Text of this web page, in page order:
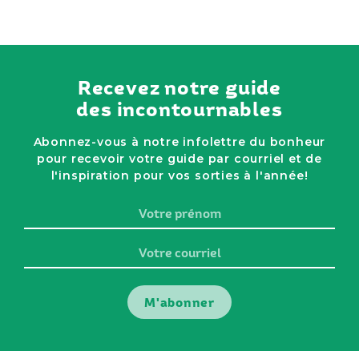
Recevez notre guide
des incontournables
Abonnez-vous à notre infolettre du bonheur
pour recevoir votre guide par courriel et de
l'inspiration pour vos sorties à l'année!
prénom
courriel